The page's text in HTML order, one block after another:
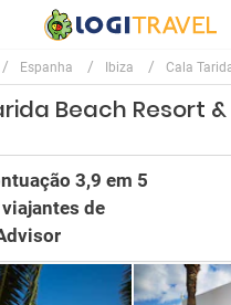
Espanha Ibiza Cala
Beach Resort &